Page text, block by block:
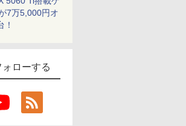
7万5,000円オ
！
ォローする